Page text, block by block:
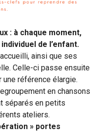
: à chaque moment,
de l’enfant.
ainsi que ses
Celle-ci passe ensuite
référence élargie.
en chansons
séparés en petits
ateliers.
» portes